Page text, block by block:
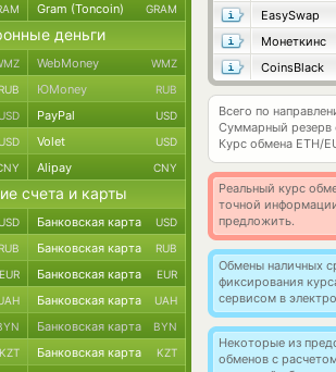
EasySwap
Монеткинс
CoinsBlack
Всего по
Суммарный резерв
Курс обмена ETH/
Реальный курс
точной
предложить.
Обмены наличных
фиксирования
сервисом в
Некоторые из
обменов с
Gram (Toncoin) GRAM
деньги
WebMoney WMZ
RUB ЮMoney RUB
USD PayPal USD
USD Volet USD
Alipay CNY
счета и карты
Банковская карта USD
RUB Банковская карта RUB
EUR Банковская карта EUR
Банковская карта UAH
Банковская карта BYN
KZT Банковская карта KZT